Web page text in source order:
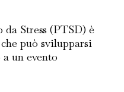
Stress (PTSD) è
può svilupparsi
un evento